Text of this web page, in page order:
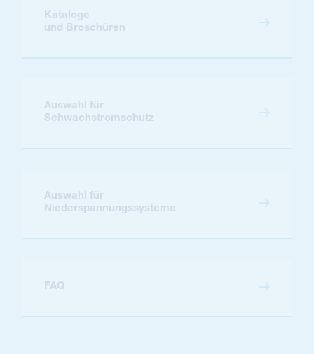
Kataloge
und Broschüren
Auswahl für
Schwachstromschutz
Auswahl für
Niederspannungssysteme
FAQ